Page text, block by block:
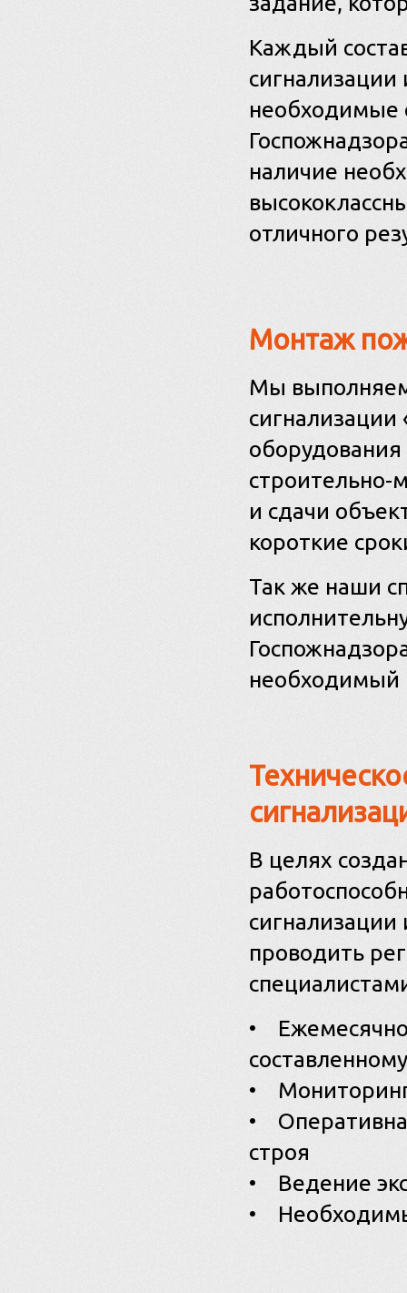
Каждый
необходимые
наличие
отличного
Монтаж
Мы выполняем
строительно-
и сдачи
короткие
Так же наши
необходимый
В целях
проводить
•
• Мониторинг
•
строя
• Ведение
•